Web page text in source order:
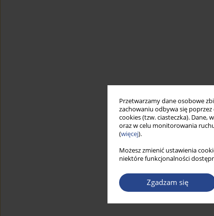
Przetwarzamy dane osobowe
zachowaniu odbywa się
cookies (tzw. ciasteczka). Dane,
oraz w celu monitorowania
(więcej).
Możesz zmienić ustawienia
niektóre funkcjonalności
Zgadzam się